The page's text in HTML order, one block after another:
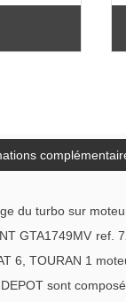
du turbo sur
GTA1749MV ref.
6, TOURAN 1
sont